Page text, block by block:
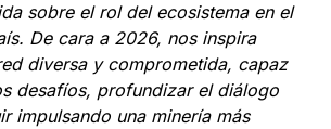
sobre el rol del ecosistema en el
De cara a 2026, nos inspira
diversa y comprometida, capaz
desafíos, profundizar el diálogo
impulsando una minería más